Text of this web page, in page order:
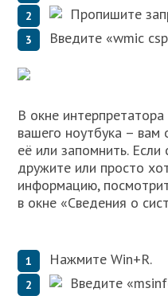
Пропишите
Введите «wmic
В окне
вашего ноутбука – вам
её или запомнить.
дружите или просто
информацию,
в окне «Сведения о
Нажмите Win+R.
Введите